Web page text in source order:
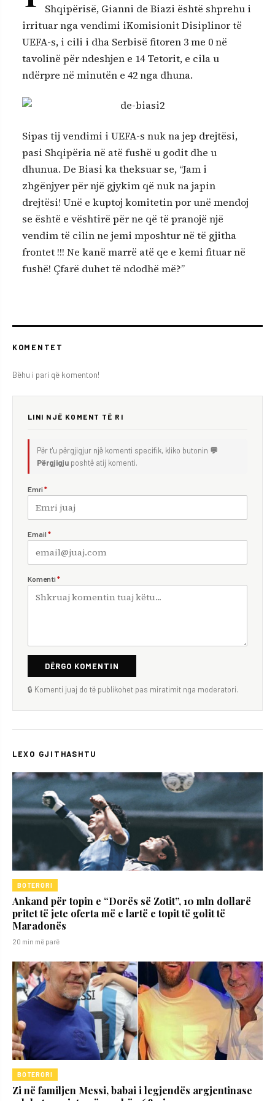
Shqipërisë, Gianni de Biazi është shprehu i
irrituar nga vendimi iKomisionit Disiplinor të
UEFA-s, i cili i dha Serbisë fitoren 3 me 0 në
tavolinë për ndeshjen e 14 Tetorit, e cila u
ndërpre në minutën e 42 nga dhuna.
Sipas tij vendimi i UEFA-s nuk na jep drejtësi,
pasi Shqipëria në atë fushë u godit dhe u
dhunua. De Biasi ka theksuar se, “Jam i
zhgënjyer për një gjykim që nuk na japin
drejtësi! Unë e kuptoj komitetin por unë mendoj
se është e vështirë për ne që të pranojë një
vendim të cilin ne jemi mposhtur në të gjitha
frontet !!! Ne kanë marrë atë qe e kemi fituar në
fushë! Çfarë duhet të ndodhë më?”
KOMENTET
Bëhu i pari që komenton!
LINI NJË KOMENT TË RI
Për t'u përgjigjur një komenti specifik, kliko butonin 💬
Përgjigju poshtë atij komenti.
Emri *
Email *
Komenti *
DËRGO KOMENTIN
🔒 Komenti juaj do të publikohet pas miratimit nga moderatori.
LEXO GJITHASHTU
BOTERORI
Ankand për topin e “Dorës së Zotit”, 10 mln dollarë
pritet të jete oferta më e lartë e topit të golit të
Maradonës
20 min më parë
BOTERORI
Zi në familjen Messi, babai i legjendës argjentinase